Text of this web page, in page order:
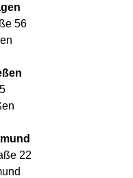
56
22